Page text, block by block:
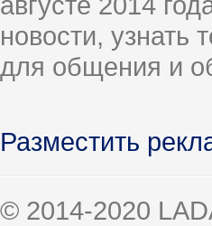
новости, узнать
для общения и
Разместить
© 2014-2020